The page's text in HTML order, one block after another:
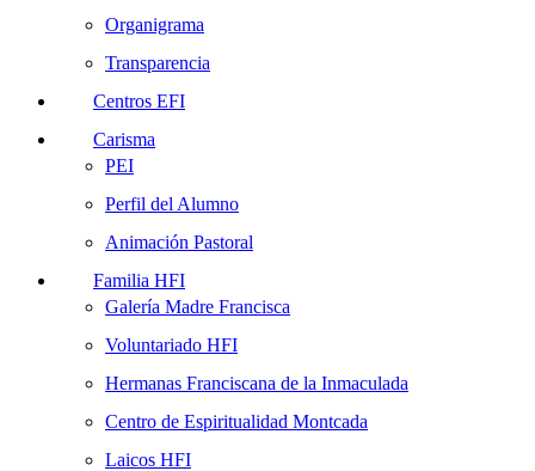
Organigrama
Transparencia
Centros EFI
Carisma
PEI
Perfil del Alumno
Animación Pastoral
Familia HFI
Galería Madre Francisca
Voluntariado HFI
Hermanas Franciscana de la Inmaculada
Centro de Espiritualidad Montcada
Laicos HFI